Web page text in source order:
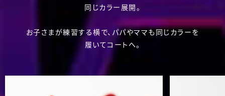
同じカラー展開。
お子さまが練習する横で、パパやママも同じカラーを
履いてコートへ。